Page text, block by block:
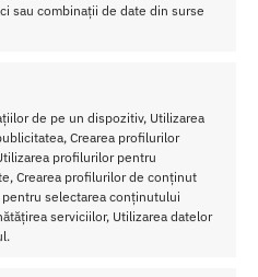
sau combinații de date din surse
de pe un dispozitiv, Utilizarea
Crearea profilurilor
profilurilor pentru
Crearea profilurilor de conținut
selectarea conținutului
serviciilor, Utilizarea datelor
a incerca parfumul in diverse
Vanilie